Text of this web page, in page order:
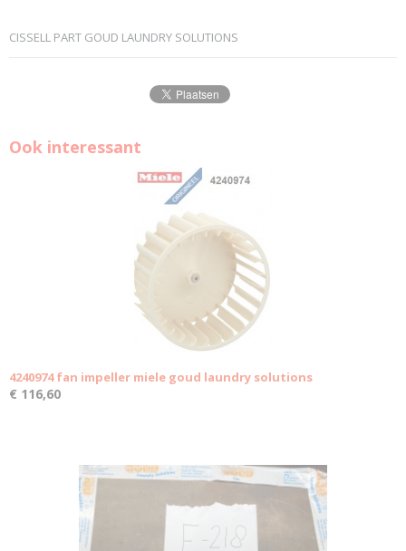
CISSELL PART GOUD LAUNDRY SOLUTIONS
Ook interessant
4240974 fan impeller miele goud laundry solutions
€ 116,60